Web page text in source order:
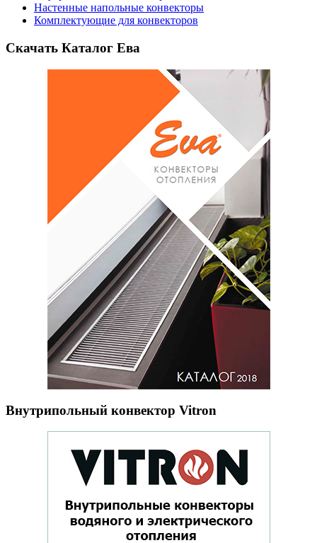
Настенные напольные конвекторы
Комплектующие для конвекторов
Скачать Каталог Ева
Внутрипольный конвектор Vitron